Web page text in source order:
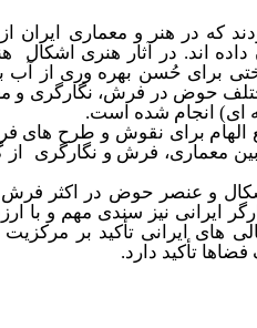
که در هنر و معماری ایران
اند. در آثار هنری اشکال
برای حُسن بهره وری از آب
حوض در فرش، نگارگری و
ای) انجام شده است.
الهام برای نقوش و طرح های
معماری، فرش و نگارگری
و عنصر حوض در اکثر فرش
ایرانی نیز سندی مهم و با
های ایرانی تأکید بر
تأکید دارد.